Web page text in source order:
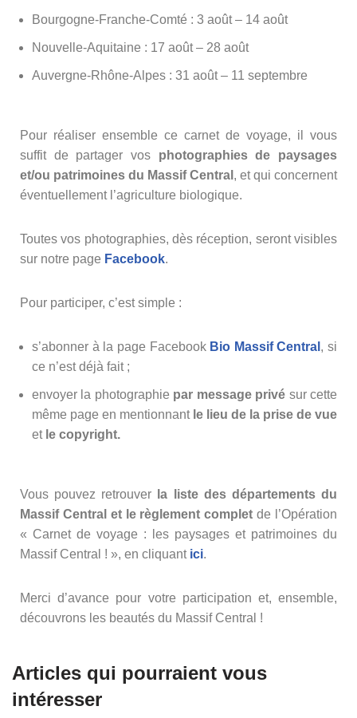
Bourgogne-Franche-Comté : 3 août – 14 août
Nouvelle-Aquitaine : 17 août – 28 août
Auvergne-Rhône-Alpes : 31 août – 11 septembre
Pour réaliser ensemble ce carnet de voyage, il vous
suffit de partager vos photographies de paysages
et/ou patrimoines du Massif Central , et qui concernent
éventuellement l’agriculture biologique.
Toutes vos photographies, dès réception, seront visibles
sur notre page Facebook.
Pour participer, c’est simple :
s’abonner à la page Facebook Bio Massif Central , si
ce n’est déjà fait ;
envoyer la photographie par message privé sur cette
même page en mentionnant le lieu de la prise de vue
et le copyright.
Vous pouvez retrouver
la liste des départements du
Massif Central et le règlement complet de l’Opération
« Carnet de voyage : les paysages et patrimoines du
Massif Central ! », en cliquant ici.
Merci d’avance pour votre participation et, ensemble,
découvrons les beautés du Massif Central !
Articles qui pourraient vous
intéresser